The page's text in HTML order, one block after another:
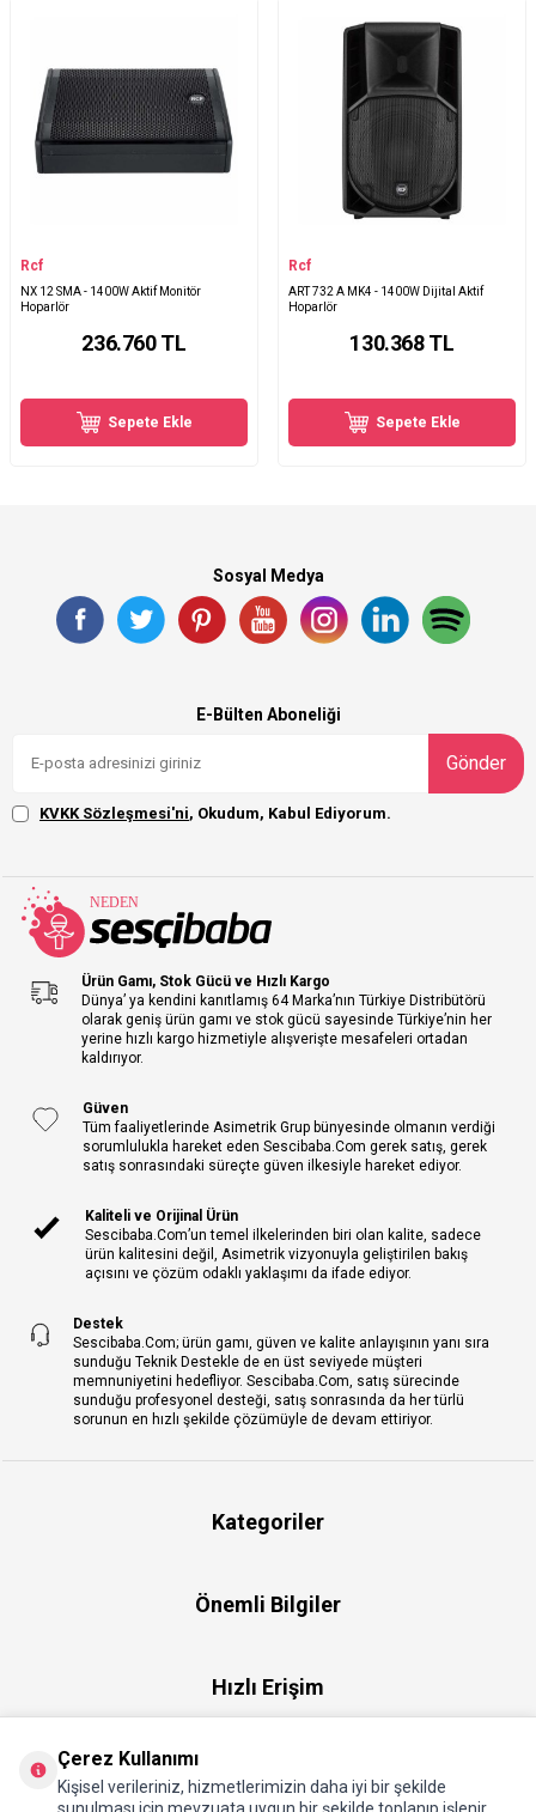
Rcf
NX 12 SMA - 1400W Aktif Monitör
Hoparlör
236.760TL
Sepete Ekle
Rcf
ART 732 A MK4 - 1400W Dijital Aktif
Hoparlör
130.368TL
Sepete Ekle
Sosyal Medya
E-Bülten Aboneliği
Gönder
KVKK Sözleşmesi'ni, Okudum, Kabul Ediyorum.
Ürün Gamı, Stok Gücü ve Hızlı Kargo
Dünya’ ya kendini kanıtlamış 64 Marka’nın Türkiye Distribütörü
olarak geniş ürün gamı ve stok gücü sayesinde Türkiye’nin her
yerine hızlı kargo hizmetiyle alışverişte mesafeleri ortadan
kaldırıyor.
Güven
Tüm faaliyetlerinde Asimetrik Grup bünyesinde olmanın verdiği
sorumlulukla hareket eden Sescibaba.Com gerek satış, gerek
satış sonrasındaki süreçte güven ilkesiyle hareket ediyor.
Kaliteli ve Orijinal Ürün
Sescibaba.Com’un temel ilkelerinden biri olan kalite, sadece
ürün kalitesini değil, Asimetrik vizyonuyla geliştirilen bakış
açısını ve çözüm odaklı yaklaşımı da ifade ediyor.
Destek
Sescibaba.Com; ürün gamı, güven ve kalite anlayışının yanı sıra
sunduğu Teknik Destekle de en üst seviyede müşteri
memnuniyetini hedefliyor. Sescibaba.Com, satış sürecinde
sunduğu profesyonel desteği, satış sonrasında da her türlü
sorunun en hızlı şekilde çözümüyle de devam ettiriyor.
Kategoriler
Önemli Bilgiler
Hızlı Erişim
Çerez Kullanımı
Kişisel verileriniz, hizmetlerimizin daha iyi bir şekilde